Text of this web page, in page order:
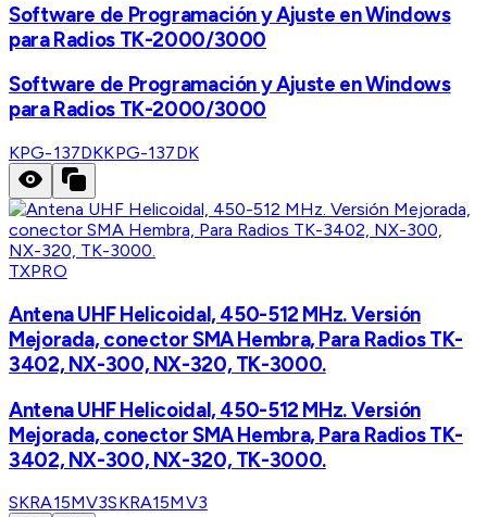
Software de Programación y Ajuste en Windows
para Radios TK-2000/3000
Software de Programación y Ajuste en Windows
para Radios TK-2000/3000
KPG-137DKKPG-137DK
TXPRO
Antena UHF Helicoidal, 450-512 MHz. Versión
Mejorada, conector SMA Hembra, Para Radios TK-
3402, NX-300, NX-320, TK-3000.
Antena UHF Helicoidal, 450-512 MHz. Versión
Mejorada, conector SMA Hembra, Para Radios TK-
3402, NX-300, NX-320, TK-3000.
SKRA15MV3SKRA15MV3